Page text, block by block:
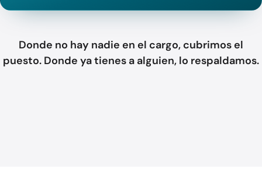
Donde no hay nadie en el cargo, cubrimos el
puesto. Donde ya tienes a alguien, lo respaldamos.